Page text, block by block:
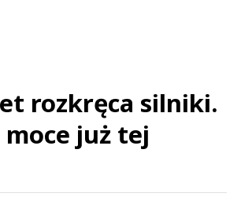
rozkręca silniki.
już tej